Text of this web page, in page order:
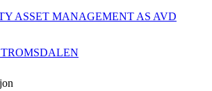
ASSET MANAGEMENT AS AVD
TROMSDALEN